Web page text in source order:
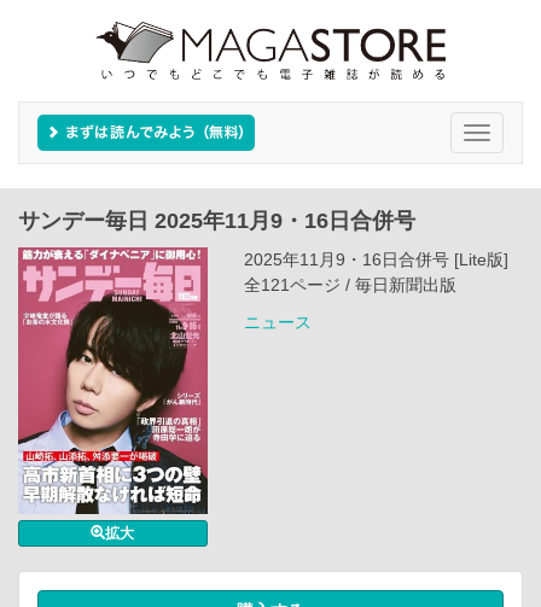
Toggle
サンデー毎日 2025年11月9・16日合併号
拡大
2025年11月9・16日合併号 [Lite版]
全121ページ / 毎日新聞出版
ニュース